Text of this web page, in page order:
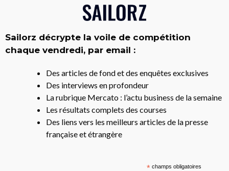
Sailorz décrypte la voile de compétition
chaque vendredi, par email :
Des articles de fond et des enquêtes exclusives
Des interviews en profondeur
La rubrique Mercato : l’actu business de la semaine
Les résultats complets des courses
Des liens vers les meilleurs articles de la presse
française et étrangère
*champs obligatoires